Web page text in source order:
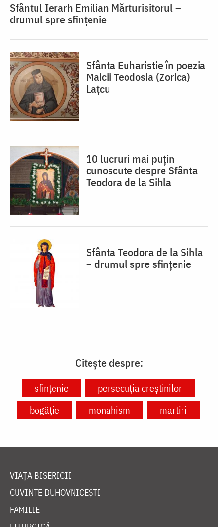
Sfântul Ierarh Emilian Mărturisitorul –
drumul spre sfințenie
Sfânta Euharistie în poezia
Maicii Teodosia (Zorica)
Lațcu
10 lucruri mai puțin
cunoscute despre Sfânta
Teodora de la Sihla
Sfânta Teodora de la Sihla
– drumul spre sfințenie
Citește despre:
sfințenie
persecuția creștinilor
bogăție
monahism martiri
VIAȚA BISERICII
CUVINTE DUHOVNICEȘTI
FAMILIE